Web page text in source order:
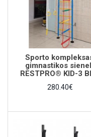
Sporto
gimnastikos
RESTPRO® KID-3
280.40€